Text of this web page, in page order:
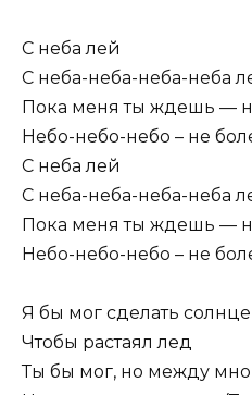
С неба лей
С неба-неба-неба-неба
Пока меня ты ждешь —
Небо-небо-небо – не
С неба лей
С неба-неба-неба-неба
Пока меня ты ждешь —
Небо-небо-небо – не
Я бы мог сделать
Чтобы растаял лед
Ты бы мог, но между